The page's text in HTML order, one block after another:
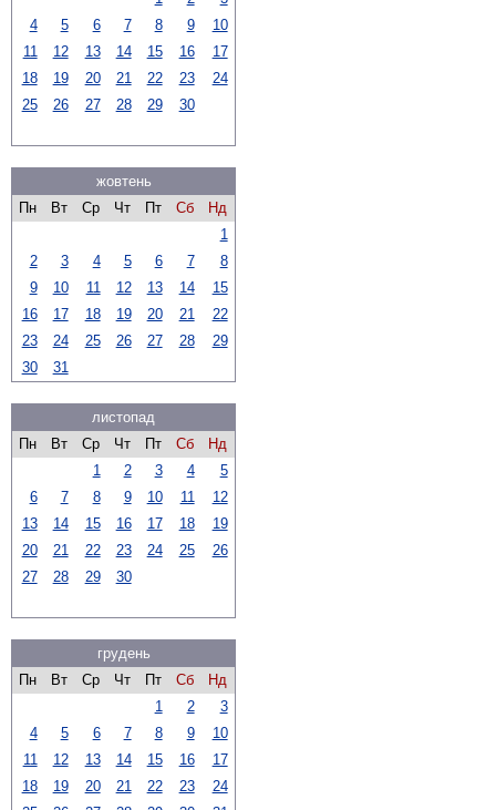
4
5 6 7 8 9
10
11
12 13 14 15 16
17
18
19 20 21 22 23
24
25
26 27 28 29 30
жовтень
Пн
Вт Ср Чт Пт Сб
Нд
1
2
3 4 5 6 7
8
9
10 11 12 13 14
15
16
17 18 19 20 21
22
23
24 25 26 27 28
29
30
31
листопад
Пн
Вт Ср Чт Пт Сб
Нд
1
2 3 4
5
6
7 8 9 10 11
12
13
14 15 16 17 18
19
20
21 22 23 24 25
26
27
28 29 30
грудень
Пн
Вт Ср Чт Пт Сб
Нд
1
2
3
4
5 6 7 8 9
10
11
12 13 14 15 16
17
18
19 20 21 22 23
24